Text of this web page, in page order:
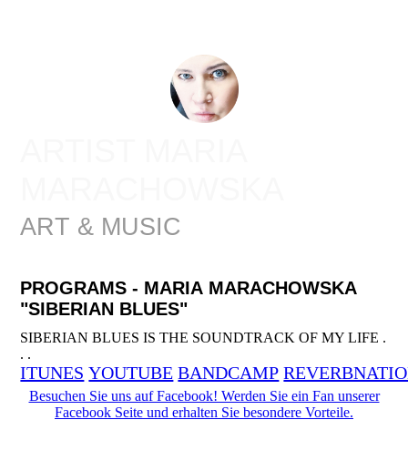
ART & MUSIC
PROGRAMS - MARIA MARACHOWSKA
"SIBERIAN BLUES"
SIBERIAN BLUES IS THE SOUNDTRACK OF MY LIFE .
. .
ITUNES YOUTUBE BANDCAMP
Besuchen Sie uns auf Facebook! Werden Sie ein Fan unserer
Facebook Seite und erhalten Sie besondere Vorteile.